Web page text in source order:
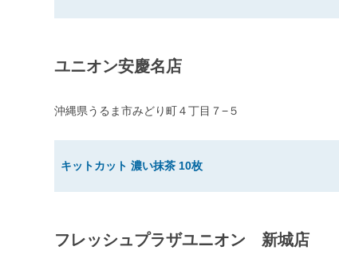
ユニオン安慶名店
沖縄県うるま市みどり町４丁目７−５
キットカット 濃い抹茶 10枚
フレッシュプラザユニオン 新城店